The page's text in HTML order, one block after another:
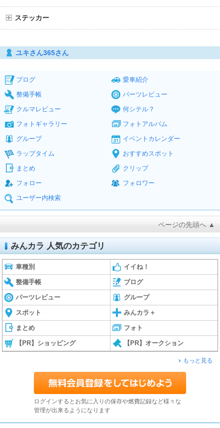
ステッカー
ユキさん365さん
ブログ
愛車紹介
整備手帳
パーツレビュー
クルマレビュー
何シテル？
フォトギャラリー
フォトアルバム
グループ
イベントカレンダー
ラップタイム
おすすめスポット
まとめ
クリップ
フォロー
フォロワー
ユーザー内検索
ページの先頭へ ▲
みんカラ 人気のカテゴリ
車種別 イイね！
整備手帳 ブログ
パーツレビュー グループ
スポット みんカラ＋
まとめ フォト
【PR】ショッピング 【PR】オークション
もっと見る
ログインするとお気に入りの保存や燃費記録など様々な
管理が出来るようになります